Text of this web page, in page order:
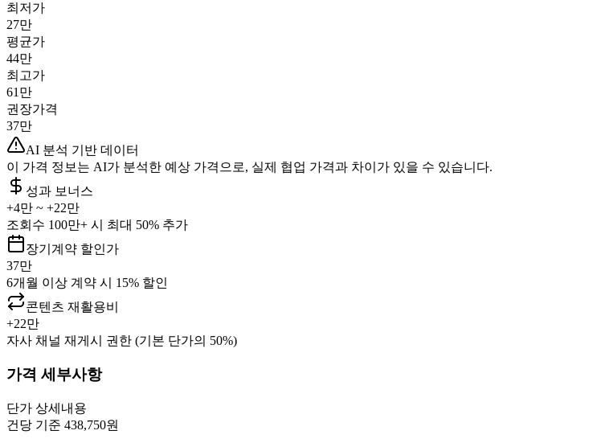
최저가
27만
평균가
44만
최고가
61만
권장가격
37만
AI 분석 기반 데이터
이 가격 정보는 AI가 분석한 예상 가격으로, 실제 협업 가격과 차이가 있을 수 있습니다.
성과 보너스
+4만 ~ +22만
조회수 100만+ 시 최대 50% 추가
장기계약 할인가
37만
6개월 이상 계약 시 15% 할인
콘텐츠 재활용비
+22만
자사 채널 재게시 권한 (기본 단가의 50%)
가격 세부사항
단가 상세내용
건당 기준 438,750원